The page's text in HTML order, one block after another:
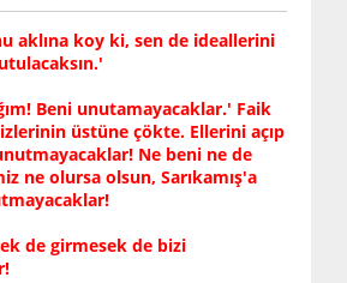
aklına koy ki, sen de ideallerini
Beni unutamayacaklar.' Faik
üstüne çökte. Ellerini açıp
Ne beni ne de
ne olursa olsun, Sarıkamış'a
de girmesek de bizi